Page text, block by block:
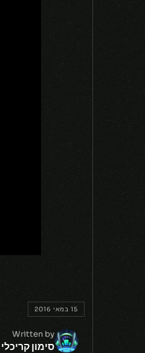
15 במאי 2016
Written by
סימון קריכלי